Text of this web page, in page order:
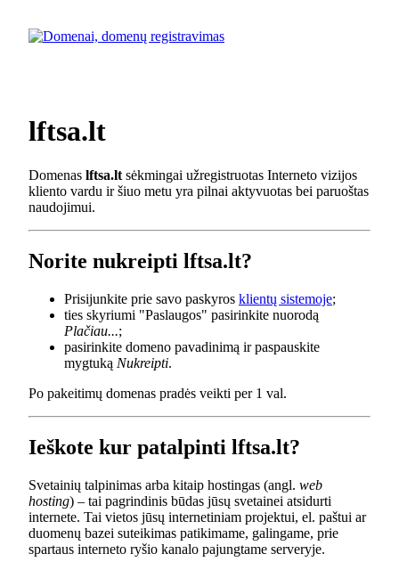
lftsa.lt
Domenas lftsa.lt sėkmingai užregistruotas Interneto vizijos
kliento vardu ir šiuo metu yra pilnai aktyvuotas bei paruoštas
naudojimui.
Norite nukreipti lftsa.lt?
Prisijunkite prie savo paskyros klientų sistemoje;
ties skyriumi "Paslaugos" pasirinkite nuorodą
Plačiau...;
pasirinkite domeno pavadinimą ir paspauskite
mygtuką Nukreipti.
Po pakeitimų domenas pradės veikti per 1 val.
Ieškote kur patalpinti lftsa.lt?
Svetainių talpinimas arba kitaip hostingas (angl. web
hosting) – tai pagrindinis būdas jūsų svetainei atsidurti
internete. Tai vietos jūsų internetiniam projektui, el. paštui ar
duomenų bazei suteikimas patikimame, galingame, prie
spartaus interneto ryšio kanalo pajungtame serveryje.